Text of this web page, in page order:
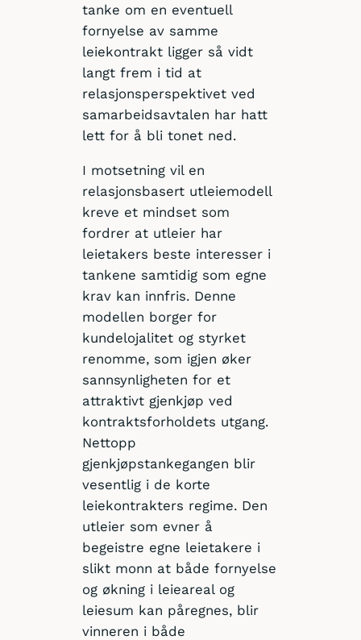
tanke om en eventuell
fornyelse av samme
leiekontrakt ligger så vidt
langt frem i tid at
relasjonsperspektivet ved
samarbeidsavtalen har hatt
lett for å bli tonet ned.
I motsetning vil en
relasjonsbasert utleiemodell
kreve et mindset som
fordrer at utleier har
leietakers beste interesser i
tankene samtidig som egne
krav kan innfris. Denne
modellen borger for
kundelojalitet og styrket
renomme, som igjen øker
sannsynligheten for et
attraktivt gjenkjøp ved
kontraktsforholdets utgang.
Nettopp
gjenkjøpstankegangen blir
vesentlig i de korte
leiekontrakters regime. Den
utleier som evner å
begeistre egne leietakere i
slikt monn at både fornyelse
og økning i leieareal og
leiesum kan påregnes, blir
vinneren i både